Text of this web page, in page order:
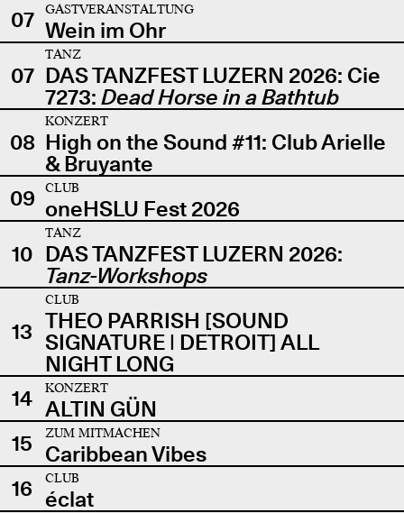
07
GASTVERANSTALTUNG
Wein im Ohr
07
TANZ
DAS TANZFEST LUZERN 2026: Cie
7273: Dead Horse in a Bathtub
08
KONZERT
High on the Sound #11: Club Arielle
& Bruyante
09
CLUB
oneHSLU Fest 2026
10
TANZ
DAS TANZFEST LUZERN 2026:
Tanz-Workshops
13
CLUB
THEO PARRISH [SOUND
SIGNATURE | DETROIT] ALL
NIGHT LONG
14
KONZERT
ALTIN GÜN
15
ZUM MITMACHEN
Caribbean Vibes
16
CLUB
éclat